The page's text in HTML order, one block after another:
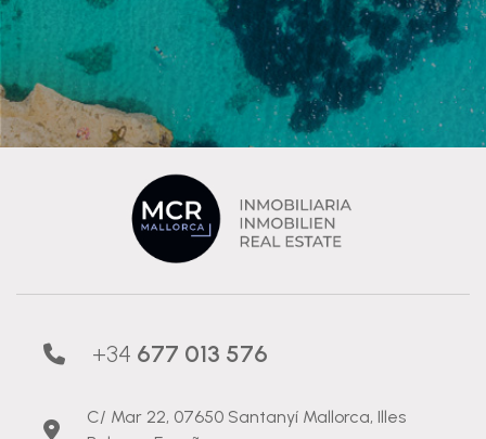
+34 677 013 576
C/ Mar 22, 07650 Santanyí Mallorca, Illes